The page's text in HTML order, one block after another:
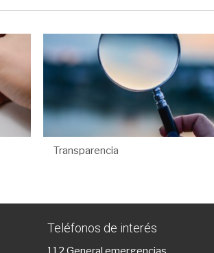
Transparencia
Teléfonos de interés